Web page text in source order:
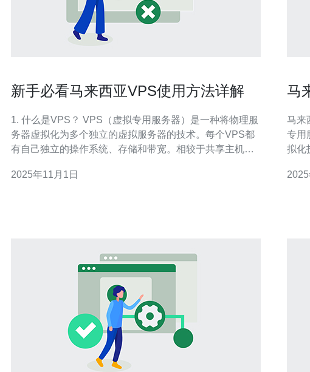
新手必看马来西亚VPS使用方法详解
1. 什么是VPS？ VPS（虚拟专用服务器）是一种将物理服
务器虚拟化为多个独立的虚拟服务器的技术。每个VPS都
有自己独立的操作系统、存储和带宽。相较于共享主机，
人开发者。 VPS的主要优点包括： 独立资源：每个VPS都
2025年11月1日
马
马来
专用
拟化
自己